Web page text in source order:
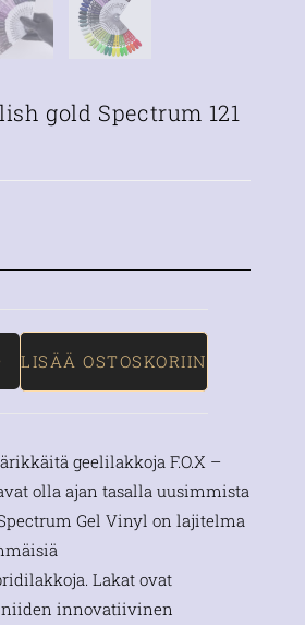
gold Spectrum 121
LISÄÄ OSTOSKORIIN
geelilakkoja F.O.X –
olla ajan tasalla uusimmista
Gel Vinyl on lajitelma
Lakat ovat
innovatiivinen